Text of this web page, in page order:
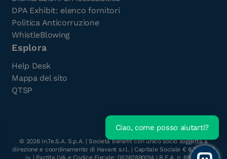
l'e-Book gratuito
DPA Exhibit: elenco fornitori
Politica Anticorruzione
WhistleBlowing
Esplora
Help Desk
Mappa del sito
QTSP
© 2026In.Te.S.A. S.p.A. | Società benefit con unico socio soggetta a
direzione e coordinamento di Havant s.r.l. | Capitale Sociale € 6.300.000
i.v. | Partita IVA e Codice Fiscale: 05262890014 | R.E.A. n. 696117
Ciao, come posso aiutarti?